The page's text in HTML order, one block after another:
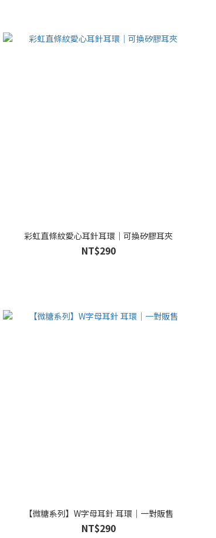
彩虹直條紋愛心耳針耳環｜可換矽膠耳夾
NT$290
【微糖系列】W字母耳針 耳環｜一對販售
NT$290